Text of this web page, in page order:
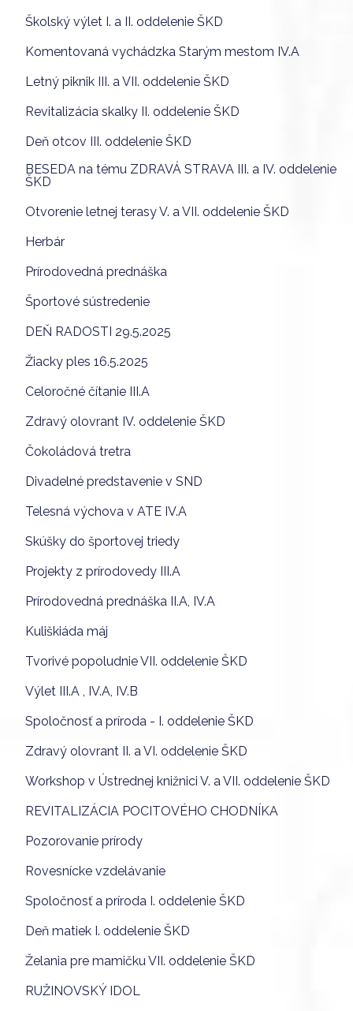
Školský výlet I. a II. oddelenie ŠKD
Komentovaná vychádzka Starým mestom IV.A
Letný piknik III. a VII. oddelenie ŠKD
Revitalizácia skalky II. oddelenie ŠKD
Deň otcov III. oddelenie ŠKD
BESEDA na tému ZDRAVÁ STRAVA III. a IV. oddelenie
ŠKD
Otvorenie letnej terasy V. a VII. oddelenie ŠKD
Herbár
Prírodovedná prednáška
Športové sústredenie
DEŇ RADOSTI 29.5.2025
Žiacky ples 16.5.2025
Celoročné čítanie III.A
Zdravý olovrant IV. oddelenie ŠKD
Čokoládová tretra
Divadelné predstavenie v SND
Telesná výchova v ATE IV.A
Skúšky do športovej triedy
Projekty z prírodovedy III.A
Prírodovedná prednáška II.A, IV.A
Kuliškiáda máj
Tvorivé popoludnie VII. oddelenie ŠKD
Výlet III.A , IV.A, IV.B
Spoločnosť a príroda - I. oddelenie ŠKD
Zdravý olovrant II. a VI. oddelenie ŠKD
Workshop v Ústrednej knižnici V. a VII. oddelenie ŠKD
REVITALIZÁCIA POCITOVÉHO CHODNÍKA
Pozorovanie prírody
Rovesnícke vzdelávanie
Spoločnosť a príroda I. oddelenie ŠKD
Deň matiek I. oddelenie ŠKD
Želania pre mamičku VII. oddelenie ŠKD
RUŽINOVSKÝ IDOL